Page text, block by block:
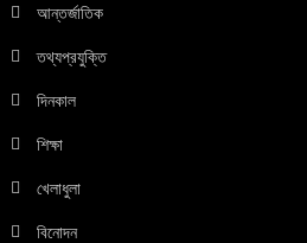
আন্তর্জাতিক
তথ্যপ্রযুক্তি
দিনকাল
শিক্ষা
খেলাধুলা
বিনোদন